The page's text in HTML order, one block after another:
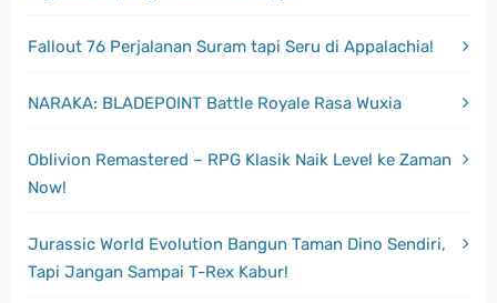
Fallout 76 Perjalanan Suram tapi Seru di Appalachia!
NARAKA: BLADEPOINT Battle Royale Rasa Wuxia
Oblivion Remastered – RPG Klasik Naik Level ke Zaman
Now!
Jurassic World Evolution Bangun Taman Dino Sendiri,
Tapi Jangan Sampai T-Rex Kabur!